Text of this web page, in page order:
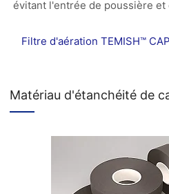
évitant l'entrée de poussière et
Filtre d'aération TEMISH™
Matériau d'étanchéité de